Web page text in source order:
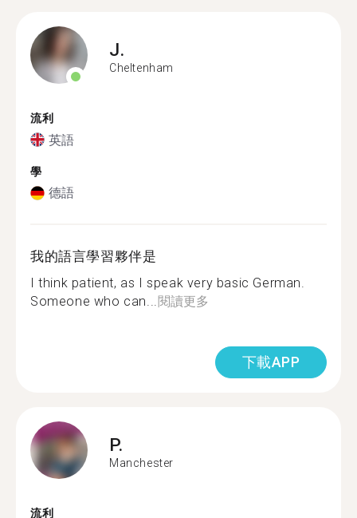
J.
Cheltenham
流利
英語
學
德語
我的語言學習夥伴是
I think patient, as I speak very basic German.
Someone who can...閱讀更多
下載APP
P.
Manchester
流利